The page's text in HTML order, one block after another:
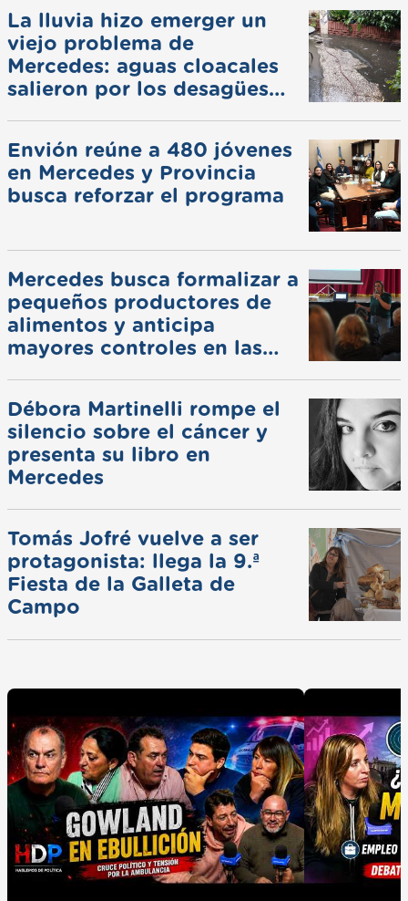
La lluvia hizo emerger un
viejo problema de
Mercedes: aguas cloacales
salieron por los desagües
Envión reúne a 480 jóvenes
en Mercedes y Provincia
busca reforzar el programa
Mercedes busca formalizar a
pequeños productores de
alimentos y anticipa
mayores controles en las
Débora Martinelli rompe el
silencio sobre el cáncer y
presenta su libro en
Mercedes
Tomás Jofré vuelve a ser
protagonista: llega la 9.ª
Fiesta de la Galleta de
Campo